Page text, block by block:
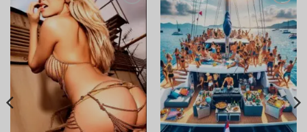
Adicionar
à lista de
desejos
Adicionar
à lista de
desejos